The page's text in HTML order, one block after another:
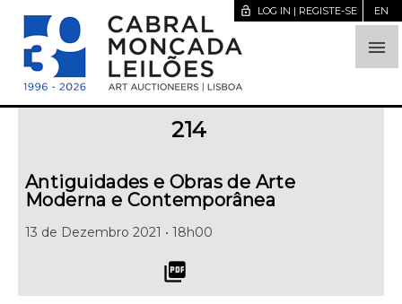

lock_open LOG IN | REGISTE-SE EN
214
Antiguidades e Obras de Arte
Moderna e Contemporânea
13 de Dezembro 2021 • 18h00
picture_as_pdf